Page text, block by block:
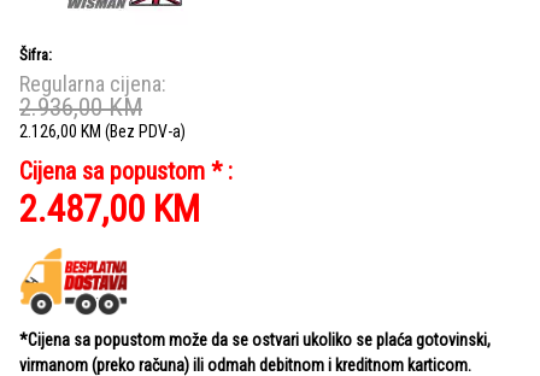
Šifra:
Regularna cijena:
2.936,00KM
2.126,00 KM (Bez PDV-a)
Cijena sa popustom * :
2.487,00 KM
*Cijena sa popustom može da se ostvari ukoliko se plaća gotovinski,
virmanom (preko računa) ili odmah debitnom i kreditnom karticom.